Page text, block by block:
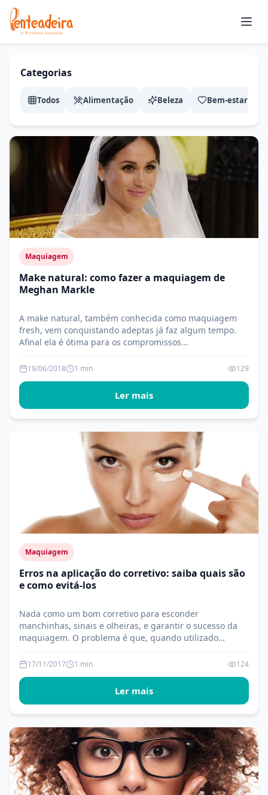
Abrir
Categorias
Todos Alimentação Beleza Bem-estar
Maquiagem
Make natural: como fazer a maquiagem de
Meghan Markle
A make natural, também conhecida como maquiagem
fresh, vem conquistando adeptas já faz algum tempo.
Afinal ela é ótima para os compromissos…
19/06/2018 1 min 129
Ler mais
Maquiagem
Erros na aplicação do corretivo: saiba quais são
e como evitá-los
Nada como um bom corretivo para esconder
manchinhas, sinais e olheiras, e garantir o sucesso da
maquiagem. O problema é que, quando utilizado…
17/11/2017 1 min 124
Ler mais